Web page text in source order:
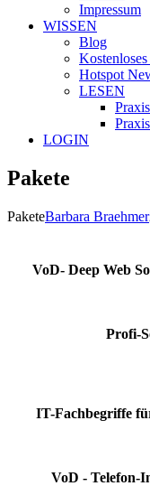
Impressum
WISSEN
Blog
Hotspot
LESEN
LOGIN
Pakete
PaketeBarbara Braehmer
VoD- Deep Web
Profi-
IT-Fachbegriffe
VoD - Telefon-